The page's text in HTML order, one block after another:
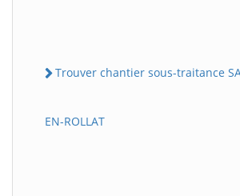
Trouver chantier sous-traitance
EN-ROLLAT